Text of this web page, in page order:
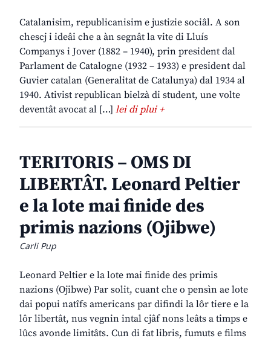
Catalanisim, republicanisim e justizie sociâl. A son
chescj i ideâi che a àn segnât la vite di Lluís
Companys i Jover (1882 – 1940), prin president dal
Parlament de Catalogne (1932 – 1933) e president dal
Guvier catalan (Generalitat de Catalunya) dal 1934 al
1940. Ativist republican bielzà di student, une volte
deventât avocat al […] lei di plui +
TERITORIS – OMS DI
LIBERTÂT. Leonard Peltier
e la lote mai finide des
primis nazions (Ojibwe)
Carli Pup
Leonard Peltier e la lote mai finide des primis
nazions (Ojibwe) Par solit, cuant che o pensìn ae lote
dai popui natîfs americans par difindi la lôr tiere e la
lôr libertât, nus vegnin intal cjâf nons leâts a timps e
lûcs avonde limitâts. Cun di fat libris, fumuts e films